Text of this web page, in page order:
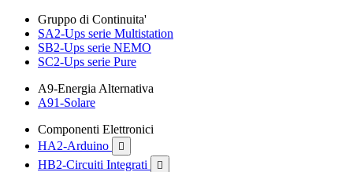
Gruppo di Continuita'
SA2-Ups serie Multistation
SB2-Ups serie NEMO
SC2-Ups serie Pure
A9-Energia Alternativa
A91-Solare
Componenti Elettronici
HA2-Arduino

HB2-Circuiti Integrati 